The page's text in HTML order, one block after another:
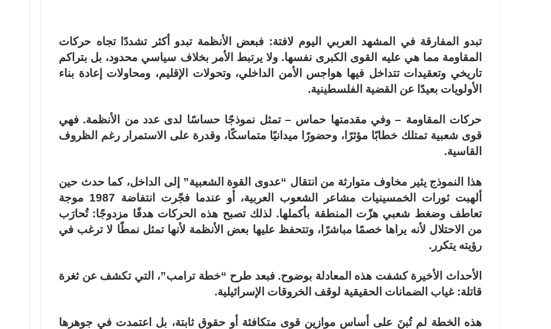
تبدو المفارقة في المشهد العربي اليوم لافتة: فبعض الأنظمة تبدو أكثر تشددًا تجاه حركات
المقاومة مما هي عليه القوى الكبرى نفسها. ولا يرتبط الأمر بخلاف سياسي محدود، بل بتراكم
تاريخي وتعقيدات تتداخل فيها هواجس الأمن الداخلي، وتحولات الإقليم، ومحاولات إعادة بناء
الأولويات بعيدًا عن القضية الفلسطينية.
حركات المقاومة – وفي مقدمتها حماس – تمثل نموذجًا حساسًا لدى عدد من الأنظمة. فهي
قوى شعبية تمتلك خطابًا مؤثرًا، وحضورًا ميدانيًا متماسكًا، وقدرة على الاستمرار رغم الظروف
القاسية.
هذا النموذج يثير مخاوف متوارثة من انتقال “عدوى القوة الشعبية” إلى الداخل، كما حدث حين
ألهبت ثورات الخمسينيات مشاعر الشعوب العربية، أو عندما فجّرت انتفاضة 1987 موجة
تعاطف وضغط شعبي هزّت المنطقة بأكملها. لذلك تصبح هذه الحركات هدفًا مزدوجًا: تُحارَب
من الاحتلال لأنه يراها خصمًا مباشرًا، وتتحفظ عليها بعض الأنظمة لأنها تمثل نمطًا لا ترغب في
رؤيته يتكرر.
الأحداث الأخيرة كشفت هذه المعادلة بوضوح.فبعد طرح “خطة ترامب”، التي تكشف عن ثغرة
قاتلة: غياب الضمانات الحقيقية لوقف الخروقات الإسرائيلية.
هذه الخطة لم تُبنَ على أساس موازين قوى متكافئة أو حقوق ثابتة، بل اعتمدت في جوهرها